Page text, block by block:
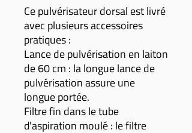
Ce pulvérisateur dorsal est livré
avec plusieurs accessoires
pratiques :
Lance de pulvérisation en laiton
de 60 cm : la longue lance de
pulvérisation assure une
longue portée.
Filtre fin dans le tube
d'aspiration moulé : le filtre